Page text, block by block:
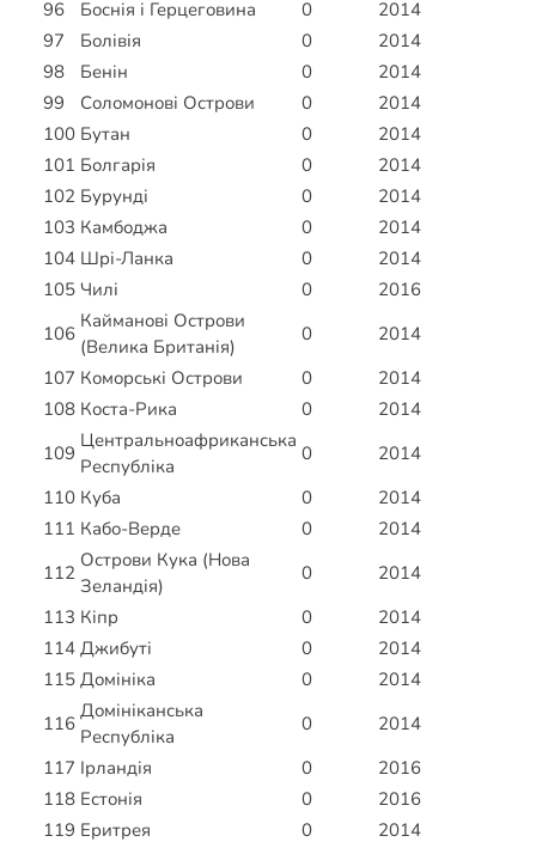
96 Боснія і Герцеговина 0
2014
97
Болівія 0
2014
98
Бенін 0
2014
99
Соломонові Острови 0
2014
100 Бутан 0
2014
101 Болгарія 0
2014
102 Бурунді 0
2014
103 Камбоджа 0
2014
104 Шрі-Ланка 0
2014
105 Чилі 0
2016
106
Кайманові Острови
(Велика Британія)
0
2014
107 Коморські Острови 0
2014
108 Коста-Рика 0
2014
109
Центральноафриканська
Республіка
0
2014
110 Куба 0
2014
111 Кабо-Верде 0
2014
112
Острови Кука (Нова
Зеландія)
0
2014
113 Кіпр 0
2014
114 Джибуті 0
2014
115 Домініка 0
2014
116
Домініканська
Республіка
0
2014
117 Ірландія 0
2016
118 Естонія 0
2016
119 Еритрея 0
2014